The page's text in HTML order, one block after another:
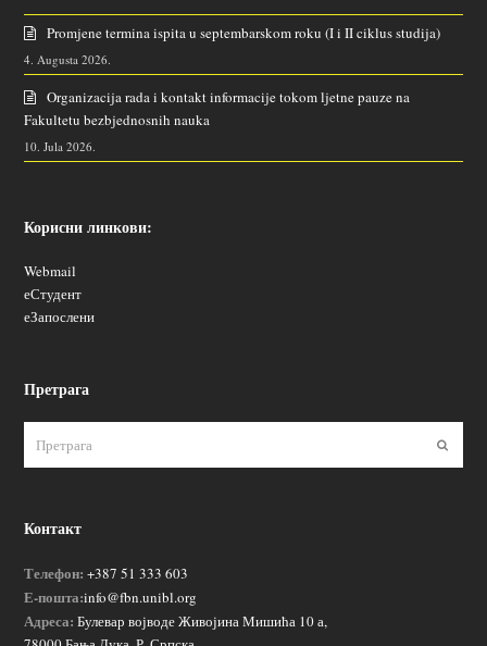
Promjene termina ispita u septembarskom roku (I i II ciklus studija)
4. Augusta 2026.
Organizacija rada i kontakt informacije tokom ljetne pauze na
Fakultetu bezbjednosnih nauka
10. Jula 2026.
Корисни линкови:
Webmail
еСтудент
еЗапослени
Претрага
Контакт
Телефон: +387 51 333 603
Е-пошта:info@fbn.unibl.org
Адреса: Булевар војводе Живојина Мишића 10 а,